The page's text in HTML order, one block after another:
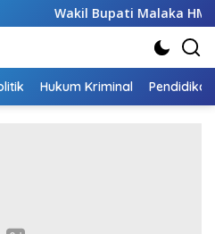
HMS Tinjau Kelompok
Hukum Kriminal Pendidikan